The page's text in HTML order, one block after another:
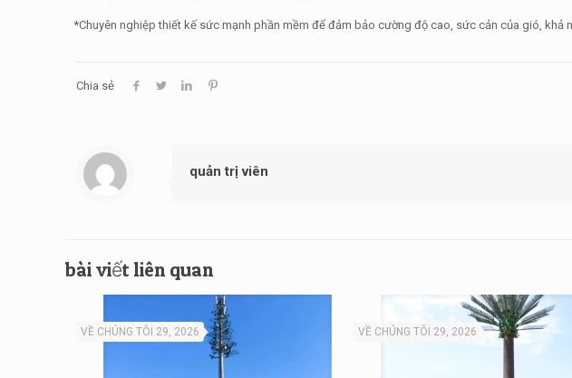
*Chuyên nghiệp thiết kế sức mạnh phần mềm để đảm bảo cường độ cao, sức cản của gió, khả
Chia sẻ
quản trị viên
bài viết liên quan
VỀ CHÚNG TÔI 29, 2026 VỀ CHÚNG TÔI 29, 2026